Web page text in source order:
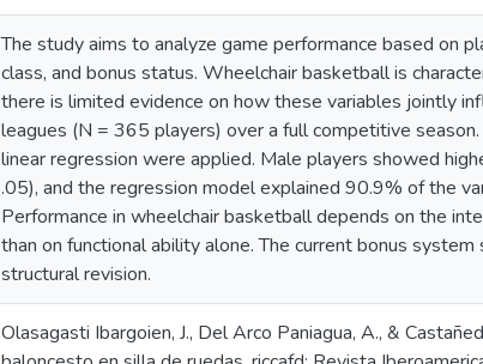
The study aims to analyze game performance based on
class, and bonus status. Wheelchair basketball is
there is limited evidence on how these variables jointly
leagues (N = 365 players) over a full competitive
linear regression were applied. Male players showed
.05), and the regression model explained 90.9% of the
Performance in wheelchair basketball depends on the
than on functional ability alone. The current bonus
structural revision.
Olasagasti Ibargoien, J., Del Arco Paniagua, A., &